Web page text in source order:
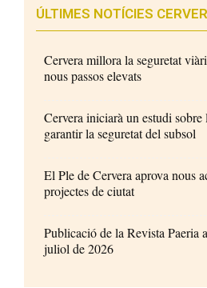
ÚLTIMES NOTÍCIES
Cervera millora la seguretat
nous passos elevats
Cervera iniciarà un estudi sobre
garantir la seguretat del subsol
El Ple de Cervera aprova nous
projectes de ciutat
Publicació de la Revista Paeria
juliol de 2026